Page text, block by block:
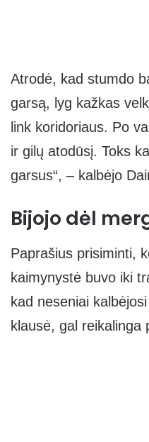
Atrodė, kad stumdo
garsą, lyg kažkas
link koridoriaus. Po
ir gilų atodūsį. Toks
garsus“, – kalbėjo
Bijojo dėl
Paprašius prisiminti,
kaimynystė buvo iki
kad neseniai
klausė, gal reikalinga